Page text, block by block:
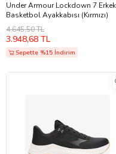
Under Armour Lockdown 7 Erkek
Basketbol Ayakkabısı (Kırmızı)
4.645,50 TL
3.948,68 TL
Sepette %15 İndirim